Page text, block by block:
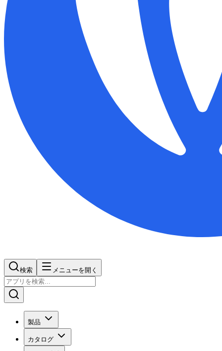
検索 メニューを開く
製品
カタログ